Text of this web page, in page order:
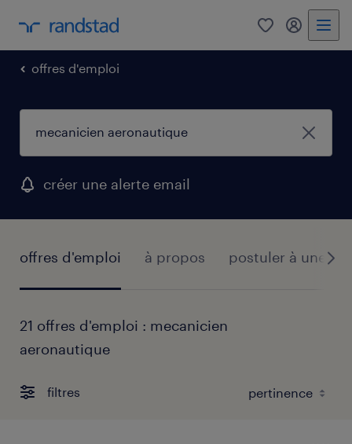
0 mon
offres d'emploi
créer une alerte email
offres d'emploi à propos postuler à une
21 offres d'emploi : mecanicien
aeronautique
filtres